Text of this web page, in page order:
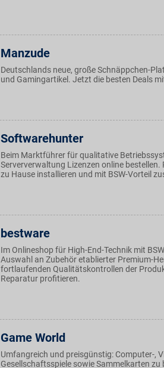
Manzude
Deutschlands neue, große Schnäppchen-
und Gamingartikel. Jetzt die besten Deals
Softwarehunter
Beim Marktführer für qualitative
Serververwaltung Lizenzen online
zu Hause installieren und mit BSW-Vorteil
bestware
Im Onlineshop für High-End-Technik mit
Auswahl an Zubehör etablierter Premium-
fortlaufenden Qualitätskontrollen der
Reparatur profitieren.
Game World
Umfangreich und preisgünstig: Computer-,
Gesellschaftsspiele sowie Sammelkarten